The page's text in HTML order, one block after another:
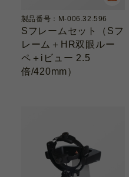
製品番号：M-006.32.596
Sフレームセット（Sフ
レーム＋HR双眼ルー
ペ＋iビュー 2.5
倍/420mm）